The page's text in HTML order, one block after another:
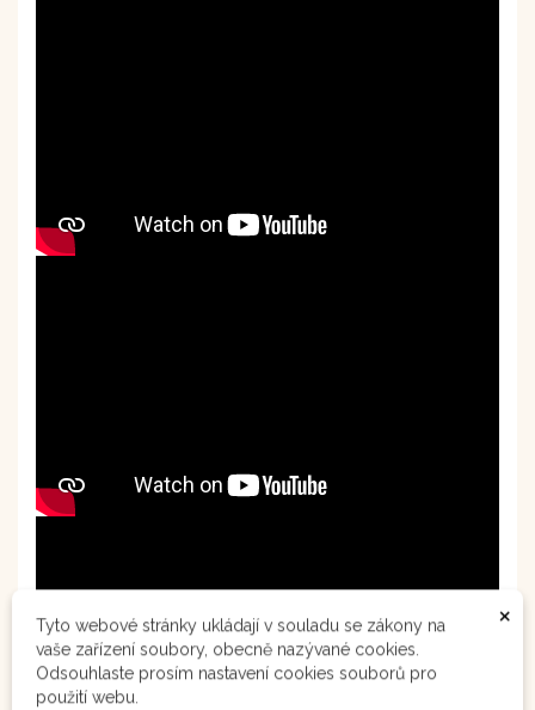
×
Tyto webové stránky ukládají v souladu se zákony na
vaše zařízení soubory, obecně nazývané cookies.
Odsouhlaste prosím nastavení cookies souborů pro
použití webu.